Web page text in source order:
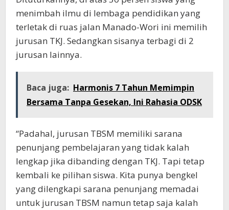
menimbah ilmu di lembaga pendidikan yang
terletak di ruas jalan Manado-Wori ini memilih
jurusan TKJ. Sedangkan sisanya terbagi di 2
jurusan lainnya.
Baca juga: Harmonis 7 Tahun Memimpin
Bersama Tanpa Gesekan, Ini Rahasia ODSK
“Padahal, jurusan TBSM memiliki sarana
penunjang pembelajaran yang tidak kalah
lengkap jika dibanding dengan TKJ. Tapi tetap
kembali ke pilihan siswa. Kita punya bengkel
yang dilengkapi sarana penunjang memadai
untuk jurusan TBSM namun tetap saja kalah